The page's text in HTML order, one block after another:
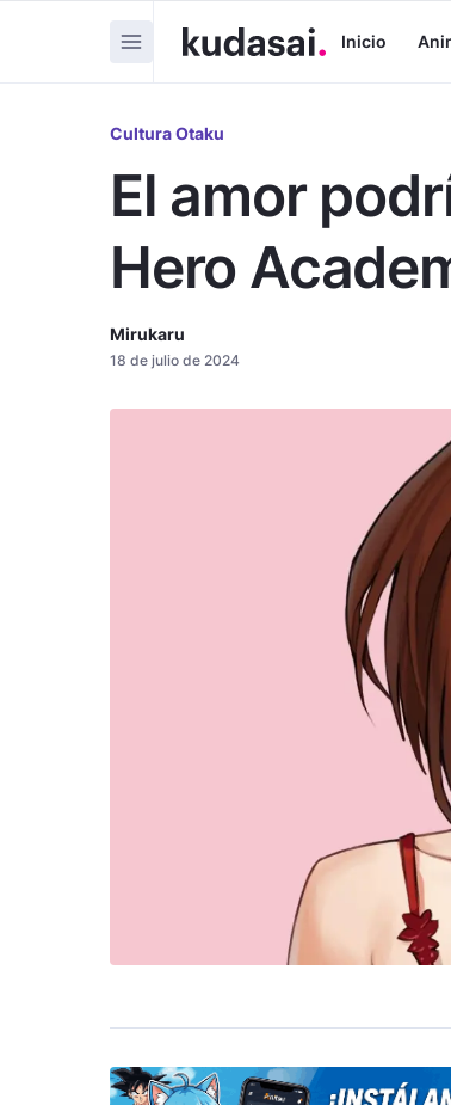
Inicio
Cultura Otaku
El amor
Hero
Mirukaru
18 de julio de 2024